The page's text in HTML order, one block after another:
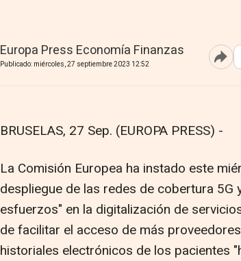
Europa Press Economía Finanzas
Publicado: miércoles, 27 septiembre 2023 12:52
BRUSELAS, 27 Sep. (EUROPA PRESS) -
La Comisión Europea ha instado este
despliegue de las redes de cobertura 5G
esfuerzos" en la digitalización de
de facilitar el acceso de más
historiales electrónicos de los pacientes